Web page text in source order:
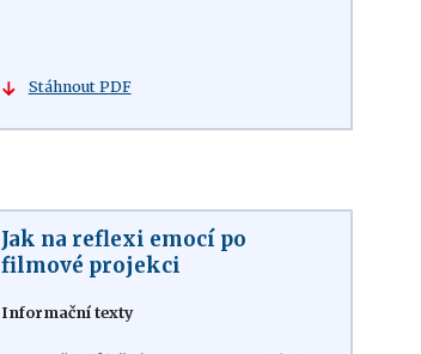
Stáhnout PDF
Jak na reflexi emocí po
filmové projekci
Informační texty